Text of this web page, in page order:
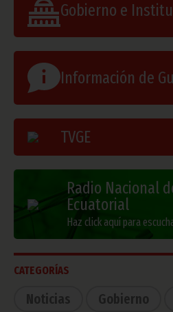
Gobierno e
Información de
TVGE
Radio Nacional
Ecuatorial
Haz click aquí para
CATEGORÍAS
Noticias Gobierno